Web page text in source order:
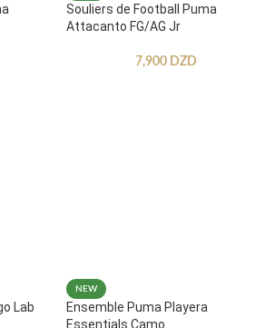
Souliers de Football Puma
Attacanto FG/AG Jr
7,900 DZD
Lab
NEW
Ensemble Puma Playera
Essentials Camo